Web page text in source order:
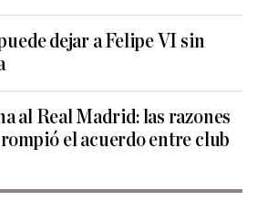
dejar a Felipe VI sin
al Real Madrid: las razones
el acuerdo entre club